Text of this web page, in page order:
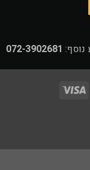
נוסף: 072-3902681